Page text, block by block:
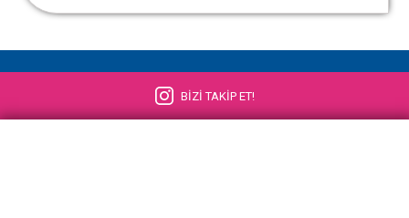
BİZİ TAKİP ET!